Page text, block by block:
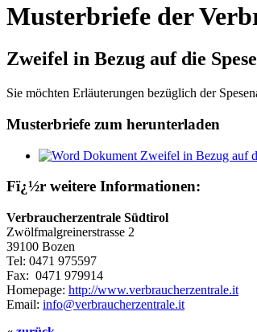
Musterbriefe der
Zweifel in Bezug auf die
Sie möchten Erläuterungen bezüglich der
Musterbriefe zum herunterladen
Zweifel in Bezug auf
Fï¿½r weitere Informationen:
Verbraucherzentrale Südtirol
Zwölfmalgreinerstrasse 2
39100 Bozen
Tel: 0471 975597
Fax: 0471 979914
Homepage: http://www.verbraucherzentrale.it
Email: info@verbraucherzentrale.it